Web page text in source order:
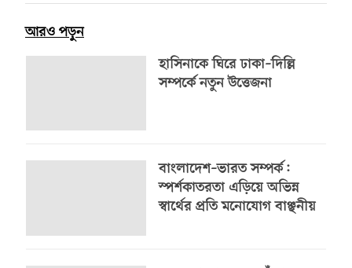
আরও পড়ুন
হাসিনাকে ঘিরে ঢাকা–দিল্লি
সম্পর্কে নতুন উত্তেজনা
বাংলাদেশ–ভারত সম্পর্ক:
স্পর্শকাতরতা এড়িয়ে অভিন্ন
স্বার্থের প্রতি মনোযোগ বাঞ্ছনীয়